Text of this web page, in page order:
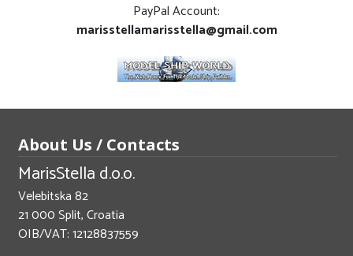
PayPal Account:
marisstellamarisstella@gmail.com
About Us / Contacts
MarisStella d.o.o.
Velebitska 82
21 000 Split, Croatia
OIB/VAT: 12128837559